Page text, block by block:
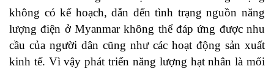
không có kế hoạch, dẫn đến tình trạng nguồn năng
lượng điện ở Myanmar không thể đáp ứng được nhu
cầu của người dân cũng như các hoạt động sản xuất
kinh tế. Vì vậy phát triển năng lượng hạt nhân là mối